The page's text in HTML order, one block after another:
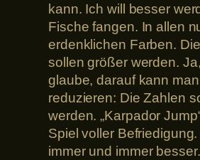
kann. Ich will besser
Fische fangen. In allen
erdenklichen Farben.
sollen größer werden.
glaube, darauf kann
reduzieren: Die Zahlen
werden. „Karpador
Spiel voller
immer und immer